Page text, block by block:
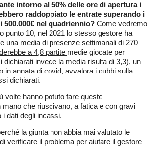
intorno al 50% delle ore di apertura i
raddoppiato le entrate superando i
500.000€ nel quadriennio? Come vedremo
punto 10, nel 2021 lo stesso gestore ha
una media di presenze settimanali di 270
a 4,8 partite medie giocate per
dichiarati invece la media risulta di 3,3), un
in annata di covid, avvalora i dubbi sulla
dichiarati.
volte hanno potuto fare queste
mano che riuscivano, a fatica e con gravi
i dati degli incassi.
la giunta non abbia mai valutato le
verificare il problema per aiutare il gestore